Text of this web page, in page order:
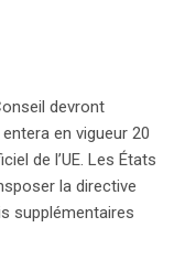
devront
en vigueur 20
de l’UE. Les États
la directive
supplémentaires